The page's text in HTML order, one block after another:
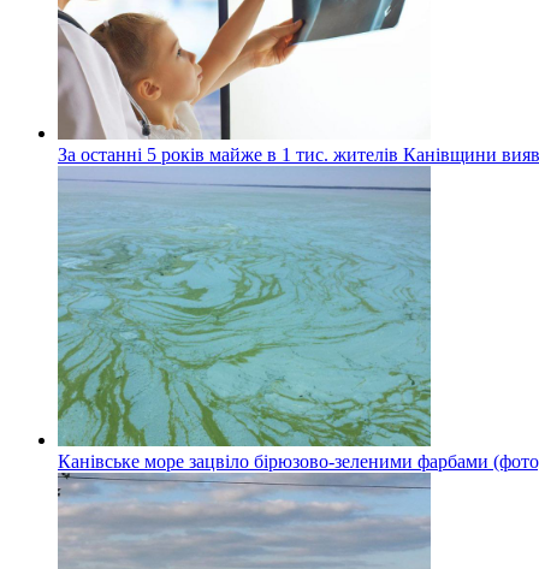
За останні 5 років майже в 1 тис. жителів Канівщини
Канівське море зацвіло бірюзово-зеленими фарбами